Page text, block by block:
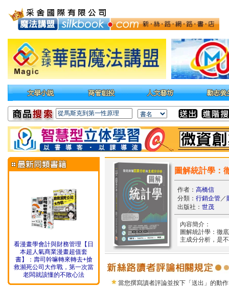
看漫畫學會計與財務管理【日
本超人氣商業漫畫超值套
書】：壽司幹嘛轉來轉去+搶
救瀕死公司大作戰，第一次當
老闆就該懂的不敗心法
圖解統計學：
作者： 高橋信
分類： 行銷企管／
出版社： 世茂
內容簡介：
圖解統計學：徹
主成分分析，是
當您撰寫讀者評論並按下「送出」的動